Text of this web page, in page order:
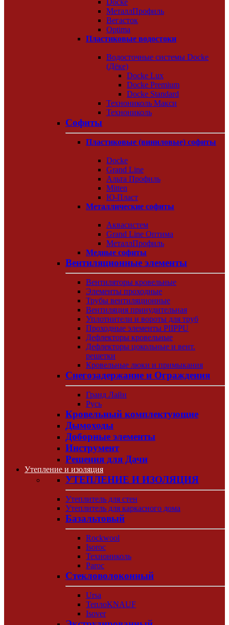
Docke
МеталлПрофиль
Вегасток
Optima
Пластиковые водостоки
Водосточные системы Docke
(Дёке)
Docke Lux
Docke Premium
Docke Standard
Технониколь Макси
Технониколь
Софиты
Пластиковые (виниловые) софиты
Docke
Grand Line
Альта Профиль
Mitten
Ю-Пласт
Металлические софиты
Аквасистем
Grand Line Оптима
МеталлПрофиль
Медные софиты
Вентиляционные элементы
Вентиляторы кровельные
Элементы проходные
Трубы вентиляционные
Вентиляция принудительная
Уплотнители и вороты для труб
Проходные элементы PIIPPU
Дефлекторы кровельные
Дефлекторы цокольные и вент.
решетки
Кровельные люки и примыкания
Снегозадержание и Ограждения
Гранд Лайн
Русь
Кровельный комплектующие
Дымоходы
Доборные элементы
Инструмент
Решения для Дачи
Утепление и изоляция
УТЕПЛЕНИЕ И ИЗОЛЯЦИЯ
Утеплитель для стен
Утеплитель для каркасного дома
Базальтовый
Rockwool
Isoroc
Технониколь
Paroc
Стекловолоконный
Ursa
ТеплоKNAUF
Isover